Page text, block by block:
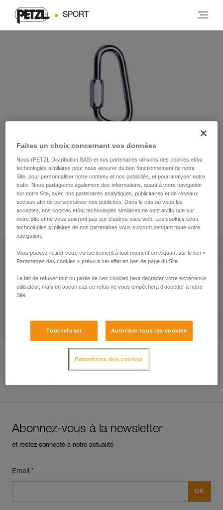
SPORT
SPEEDY
Maillon à ouverture rapide (pack de 5)
Maillon à ouverture rapide.
Ouverture rapide : quatre tours seulement.
Utiliser uniquement comme point d’ancrage amovible pour
escalade. Petzl recommande l’utilisation du maillon GO en
acier pour les ancrages en escalade.
Poids: 23 g
Matière(s): alliage d’aluminium
Spécifications référence(s)
Référence : G106AA00
Garantie : 3 ans
Informations techniques
Voir tous les contenus techniques
Autres produits
Abonnez-vous à la newsletter
et restez connecté à notre actualité
Email *
Faites un choix concernant vos données
Nous (PETZL Distribution SAS) et nos partenaires utilisons des cookies et/ou
technologies similaires pour nous assurer du bon fonctionnement de notre
Site, pour personnaliser notre contenu et nos publicités, et pour analyser notre
trafic. Nous partageons également des informations, quant à votre navigation
sur notre Site, avec nos partenaires analytiques, publicitaires et de réseaux
sociaux afin de personnaliser nos publicités. Dans le cas où vous les
acceptez, nos cookies et/ou technologies similaires ne sont actifs que sur
notre Site et ne vous suivront pas sur d’autres sites web. Les cookies et/ou
technologies similaires de nos partenaires vous suivront pendant toute votre
navigation.
Vous pouvez retirer votre consentement à tout moment en cliquant sur le lien «
Paramètres des cookies » prévu à cet effet en bas de page du Site.
Le fait de refuser tout ou partie de ces cookies peut dégrader votre expérience
utilisateur, mais en aucun cas ce refus ne vous empêchera d’accéder à notre
Site.
Tout refuser Autoriser tous les cookies
Paramètres des cookies